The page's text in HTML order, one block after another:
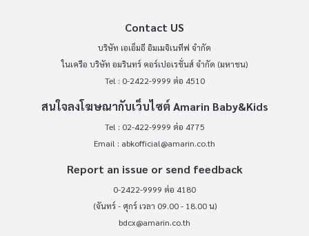
Contact US
บริษัท เอเอ็มอี อิมเมจิเนทีฟ จำกัด
ในเครือ บริษัท อมรินทร์ คอร์เปอเรชั่นส์ จำกัด (มหาชน)
Tel : 0-2422-9999 ต่อ 4510
สนใจลงโฆษณากับเว็บไซต์ Amarin Baby&Kids
Tel : 02-422-9999 ต่อ 4775
Email : abkofficial@amarin.co.th
Report an issue or send feedback
0-2422-9999 ต่อ 4180
(จันทร์ - ศุกร์ เวลา 09.00 - 18.00 น)
bdcx@amarin.co.th